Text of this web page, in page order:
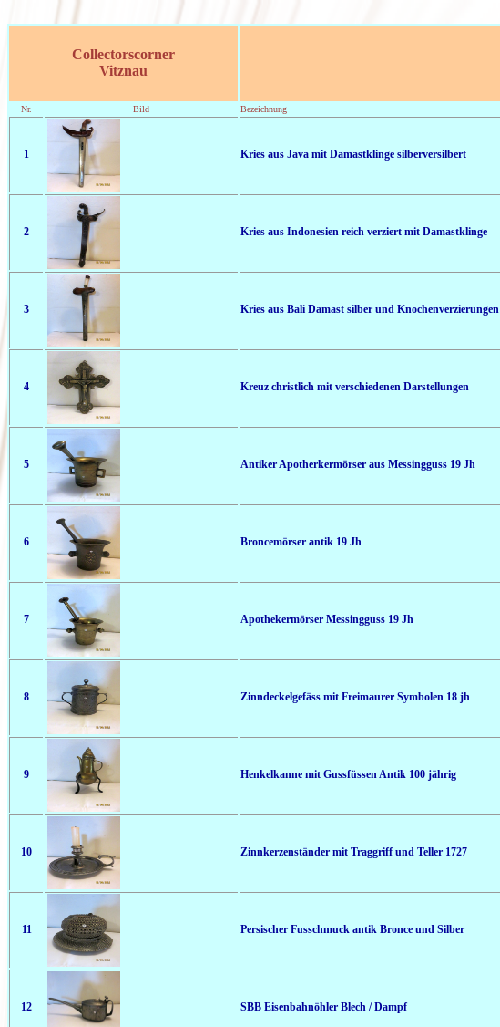
Collectorscorner
Vitznau
Nr. Bild Bezeichnung
1 Kries aus Java mit Damastklinge silberversilbert
2 Kries aus Indonesien reich verziert mit Damastklinge
3 Kries aus Bali Damast silber und Knochenverzierungen
4 Kreuz christlich mit verschiedenen Darstellungen
5 Antiker Apotherkermörser aus Messingguss 19 Jh
6 Broncemörser antik 19 Jh
7 Apothekermörser Messingguss 19 Jh
8 Zinndeckelgefäss mit Freimaurer Symbolen 18 jh
9 Henkelkanne mit Gussfüssen Antik 100 jährig
10 Zinnkerzenständer mit Traggriff und Teller 1727
11 Persischer Fusschmuck antik Bronce und Silber
12 SBB Eisenbahnöhler Blech / Dampf